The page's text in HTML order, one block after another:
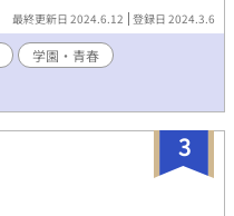
最終更新日 2024.6.12 登録日 2024.3.6
学園・青春
3